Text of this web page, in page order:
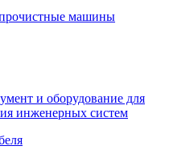
машины
и оборудование для
инженерных систем